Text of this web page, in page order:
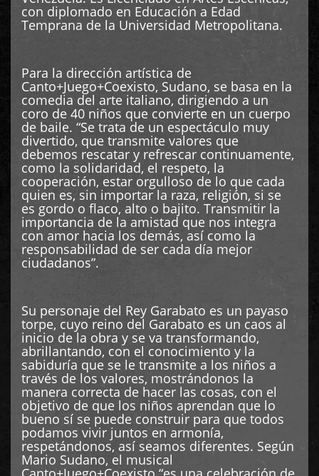
con diplomado en Educación a Edad
Temprana de la Universidad Metropolitana.
Para la dirección artística de
Canto+Juego+Coexisto, Sudano, se basa en la
comedia del arte italiano, dirigiendo a un
coro de 40 niños que convierte en un cuerpo
de baile. “Se trata de un espectáculo muy
divertido, que transmite valores que
debemos rescatar y refrescar continuamente,
como la solidaridad, el respeto, la
cooperación, estar orgulloso de lo que cada
quien es, sin importar la raza, religión, si se
es gordo o flaco, alto o bajito. Transmitir la
importancia de la amistad que nos integra
con amor hacia los demás, así como la
responsabilidad de ser cada día mejor
ciudadanos”.
Su personaje del Rey Garabato es un payaso
torpe, cuyo reino del Garabato es un caos al
inicio de la obra y se va transformando,
abrillantando, con el conocimiento y la
sabiduría que se le transmite a los niños a
través de los valores, mostrándonos la
manera correcta de hacer las cosas, con el
objetivo de que los niños aprendan que lo
bueno sí se puede construir para que todos
podamos vivir juntos en armonía,
respetándonos, así seamos diferentes. Según
Mario Sudano, el musical